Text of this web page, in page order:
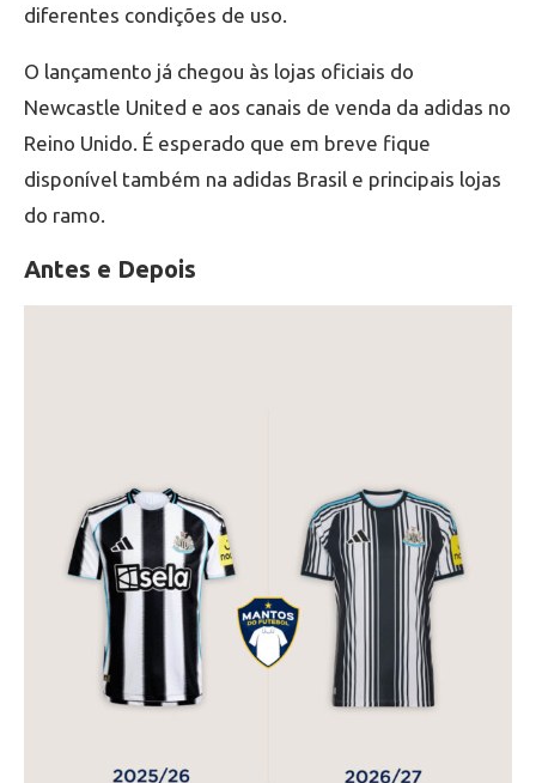
diferentes condições de uso.
O lançamento já chegou às lojas oficiais do
Newcastle United e aos canais de venda da adidas no
Reino Unido. É esperado que em breve fique
disponível também na adidas Brasil e principais lojas
do ramo.
Antes e Depois